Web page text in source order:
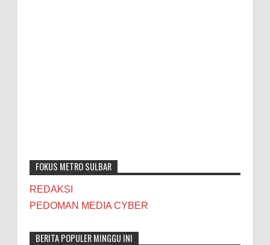
FOKUS METRO SULBAR
REDAKSI
PEDOMAN MEDIA CYBER
BERITA POPULER MINGGU INI